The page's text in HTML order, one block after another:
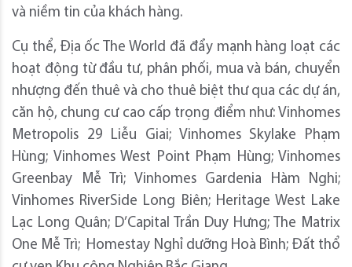
và niềm tin của khách hàng.
Cụ thể, Địa ốc The World đã đẩy mạnh hàng loạt các
hoạt động từ đầu tư, phân phối, mua và bán, chuyển
nhượng đến thuê và cho thuê biệt thư qua các dự án,
căn hộ, chung cư cao cấp trọng điểm như: Vinhomes
Metropolis 29 Liễu Giai; Vinhomes Skylake Phạm
Hùng; Vinhomes West Point Phạm Hùng; Vinhomes
Greenbay Mễ Trì; Vinhomes Gardenia Hàm Nghi;
Vinhomes RiverSide Long Biên; Heritage West Lake
Lạc Long Quân; D’Capital Trần Duy Hưng; The Matrix
One Mễ Trì; Homestay Nghỉ dưỡng Hoà Bình; Đất thổ